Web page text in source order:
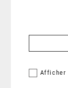
Afficher